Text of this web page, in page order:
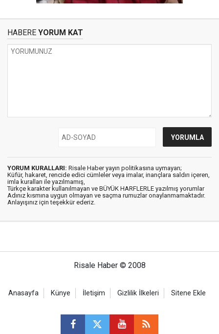
HABERE YORUM KAT
YORUM KURALLARI: Risale Haber yayın politikasına uymayan;
Küfür, hakaret, rencide edici cümleler veya imalar, inançlara saldırı içeren,
imla kuralları ile yazılmamış,
Türkçe karakter kullanılmayan ve BÜYÜK HARFLERLE yazılmış yorumlar
Adınız kısmına uygun olmayan ve saçma rumuzlar onaylanmamaktadır.
Anlayışınız için teşekkür ederiz.
Risale Haber © 2008
Anasayfa Künye İletişim Gizlilik İlkeleri Sitene Ekle